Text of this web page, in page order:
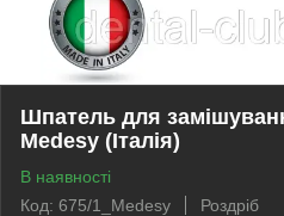
Шпатель для
Medesy (Італія)
В наявності
Код: 675/1_Medesy
Роздріб